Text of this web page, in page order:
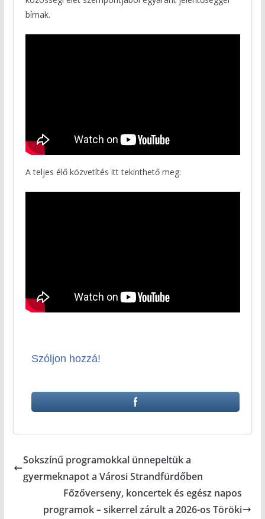
bírnak.
A teljes élő közvetítés itt tekinthető meg:
Szóljon hozzá!
Sokszínű programokkal ünnepeltük a
gyermeknapot a Városi Strandfürdőben
Főzőverseny, koncertek és egész napos
programok – sikerrel zárult a 2026-os Töröki